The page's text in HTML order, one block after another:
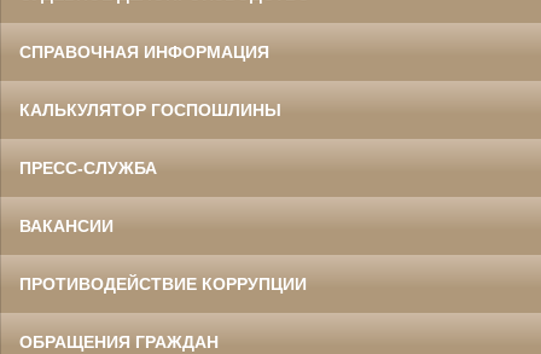
СПРАВОЧНАЯ ИНФОРМАЦИЯ
КАЛЬКУЛЯТОР ГОСПОШЛИНЫ
ПРЕСС-СЛУЖБА
ВАКАНСИИ
ПРОТИВОДЕЙСТВИЕ КОРРУПЦИИ
ОБРАЩЕНИЯ ГРАЖДАН